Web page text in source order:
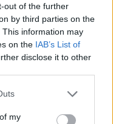
out of the further
by third parties on the
This information may
on the IAB’s List of
disclose it to other
one or more Google
You may click to
my